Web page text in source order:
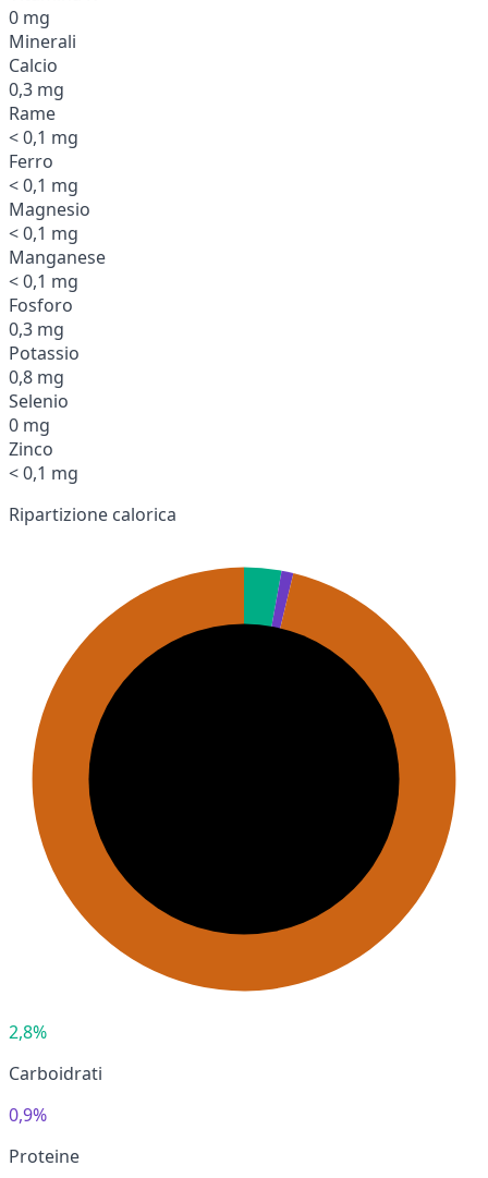
0 mg
Minerali
Calcio
0,3 mg
Rame
< 0,1 mg
Ferro
< 0,1 mg
Magnesio
< 0,1 mg
Manganese
< 0,1 mg
Fosforo
0,3 mg
Potassio
0,8 mg
Selenio
0 mg
Zinco
< 0,1 mg
Ripartizione calorica
2,8%
Carboidrati
0,9%
Proteine